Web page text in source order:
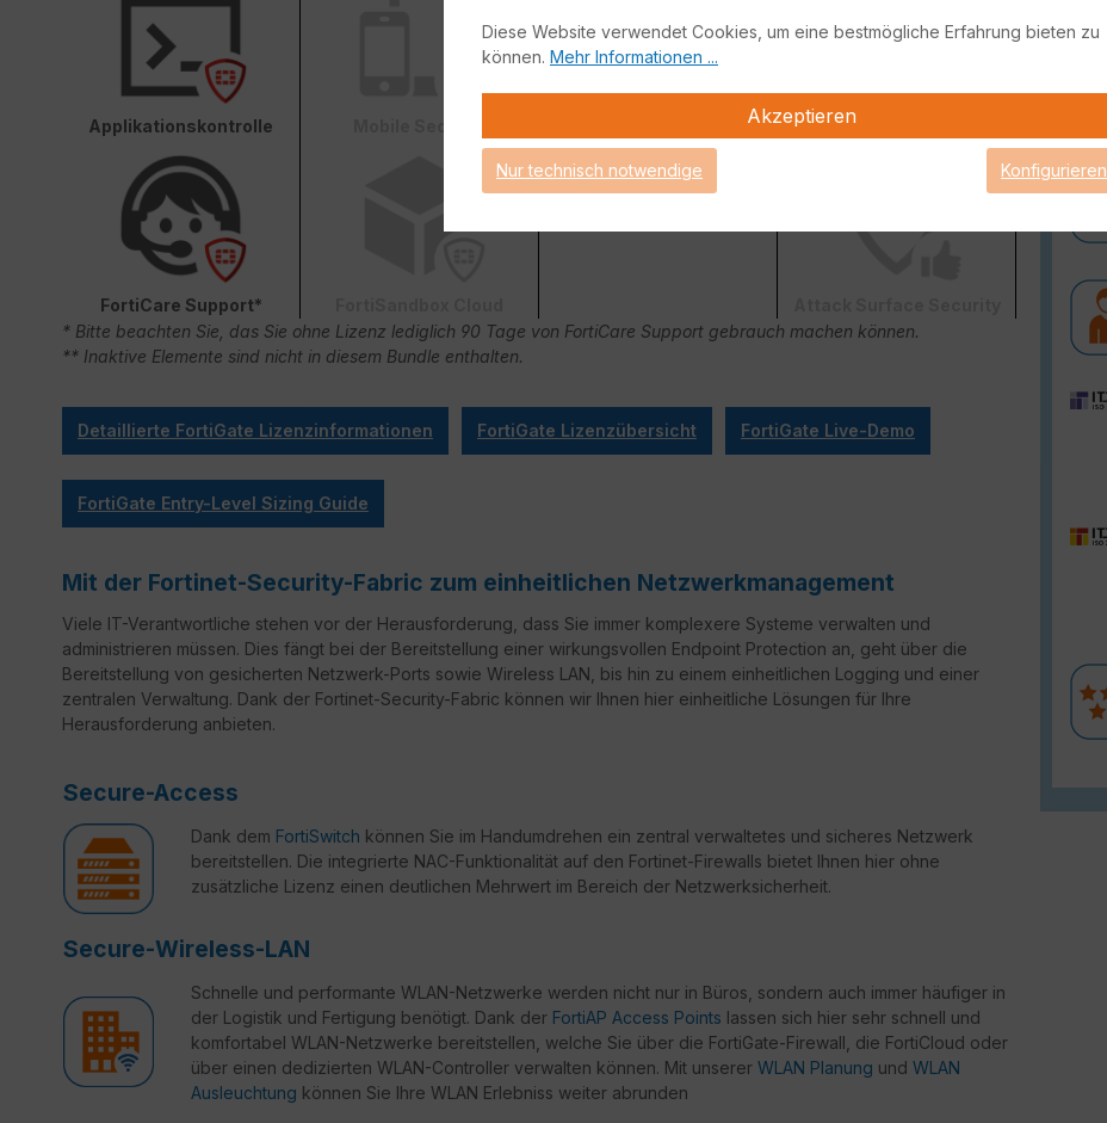
Applikationskontrolle FortiConverter Service
FortiCare Support*
* Bitte beachten Sie, das Sie ohne Lizenz lediglich 90 Tage von FortiCare Support gebrauch machen können.
** Inaktive Elemente sind nicht in diesem Bundle enthalten.
Detaillierte FortiGate Lizenzinformationen FortiGate Lizenzübersicht FortiGate Live-Demo
FortiGate Entry-Level Sizing Guide
Mit der Fortinet-Security-Fabric zum einheitlichen Netzwerkmanagement
Viele IT-Verantwortliche stehen vor der Herausforderung, dass Sie immer komplexere Systeme verwalten und
administrieren müssen. Dies fängt bei der Bereitstellung einer wirkungsvollen Endpoint Protection an, geht über die
Bereitstellung von gesicherten Netzwerk-Ports sowie Wireless LAN, bis hin zu einem einheitlichen Logging und einer
zentralen Verwaltung. Dank der Fortinet-Security-Fabric können wir Ihnen hier einheitliche Lösungen für Ihre
Herausforderung anbieten.
Secure-Access
Dank dem FortiSwitch können Sie im Handumdrehen ein zentral verwaltetes und sicheres Netzwerk
bereitstellen. Die integrierte NAC-Funktionalität auf den Fortinet-Firewalls bietet Ihnen hier ohne
zusätzliche Lizenz einen deutlichen Mehrwert im Bereich der Netzwerksicherheit.
Secure-Wireless-LAN
Schnelle und performante WLAN-Netzwerke werden nicht nur in Büros, sondern auch immer häufiger in
der Logistik und Fertigung benötigt. Dank der FortiAP Access Points lassen sich hier sehr schnell und
komfortabel WLAN-Netzwerke bereitstellen, welche Sie über die FortiGate-Firewall, die FortiCloud oder
über einen dedizierten WLAN-Controller verwalten können. Mit unserer WLAN Planung und WLAN
Ausleuchtung können Sie Ihre WLAN Erlebniss weiter abrunden
Diese Website verwendet Cookies, um eine bestmögliche Erfahrung bieten zu
können. Mehr Informationen ...
Akzeptieren
Nur technisch notwendige Konfigurieren